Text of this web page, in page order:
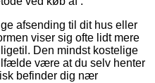
afsending til dit hus eller
viser sig ofte lidt mere
Den mindst kostelige
være at du selv henter
befinder dig nær